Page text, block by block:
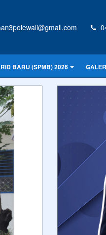
BARU (SPMB) 2026